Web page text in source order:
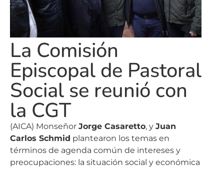
La Comisión
Episcopal de Pastoral
Social se reunió con
la CGT
(AICA) Monseñor Jorge Casaretto, y Juan
Carlos Schmid plantearon los temas en
términos de agenda común de intereses y
preocupaciones: la situación social y económica